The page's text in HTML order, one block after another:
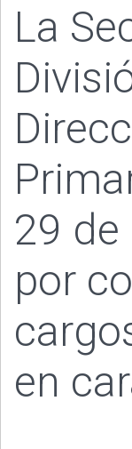
La
29
por
en